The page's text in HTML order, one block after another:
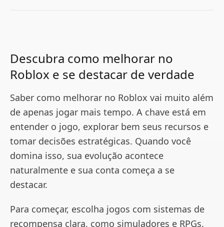
Descubra como melhorar no
Roblox e se destacar de verdade
Saber como melhorar no Roblox vai muito além
de apenas jogar mais tempo. A chave está em
entender o jogo, explorar bem seus recursos e
tomar decisões estratégicas. Quando você
domina isso, sua evolução acontece
naturalmente e sua conta começa a se
destacar.
Para começar, escolha jogos com sistemas de
recompensa clara, como simuladores e RPGs.